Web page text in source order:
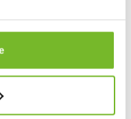
1008